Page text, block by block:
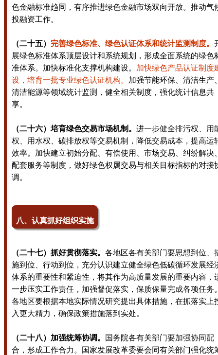
色金融标准趋同，有序推进绿色金融市场双向开放。推动气
投融资工作。
（二十五） 完善绿色标准、绿色认证体系和统计监测制度。
展绿色标准体系顶层设计和系统规划，形成全面系统的绿色
准体系。加快标准化支撑机构建设。 加快绿色产品认证制度
设，培育一批专业绿色认证机构。 加强节能环保、清洁生产
清洁能源等领域统计监测，健全相关制度，强化统计信息共
享。
（二十六）培育绿色交易市场机制。 进一步健全排污权、用
权、用水权、碳排放权等交易机制，降低交易成本，提高运
效率。加快建立初始分配、有偿使用、市场交易、纠纷解决
配套服务等制度，做好绿色权属交易与相关目标指标的对接
调。
八、认真抓好组织实施
（二十七）抓好贯彻落实。 各地区各有关部门要思想到位、
施到位、行动到位，充分认识建立健全绿色低碳循环发展经
体系的重要性和紧迫性，将其作为高质量发展的重要内容，
一步压实工作责任，加强督促落实，保质保量完成各项任务
各地区要根据本地实际情况研究提出具体措施，在抓落实上
入更大精力，确保政策措施落到实处。
（二十八）加强统筹协调。
国务院各有关部门要加强协同配
合，形成工作合力。国家发展改革委要会同有关部门强化统